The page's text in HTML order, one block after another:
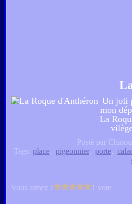
Un joli
mon
La
Posté par
Tags: place, pigeonnier, porte,
Vous aimez ?
1 vote